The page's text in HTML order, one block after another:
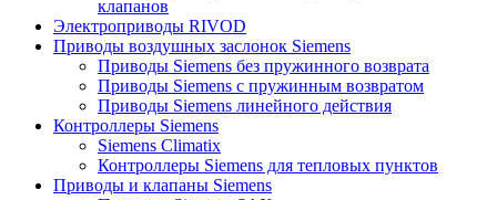
клапанов
Электроприводы RIVOD
Приводы воздушных заслонок Siemens
Приводы Siemens без пружинного возврата
Приводы Siemens с пружинным возвратом
Приводы Siemens линейного действия
Контроллеры Siemens
Siemens Climatix
Контроллеры Siemens для тепловых пунктов
Приводы и клапаны Siemens